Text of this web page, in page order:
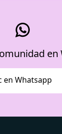
en
en Whatsapp